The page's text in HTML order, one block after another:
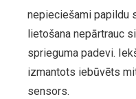
nepieciešami papildu
lietošana nepārtrauc
sprieguma padevi.
izmantots iebūvēts
sensors.